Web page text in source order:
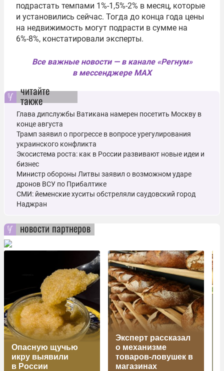
подрастать темпами 1%-1,5%-2% в месяц, которые
и установились сейчас. Тогда до конца года цены
на недвижимость могут подрасти в сумме на
6%-8%, констатировали эксперты.
Все важные новости — в канале «Регнум»
в мессенджере MAX
читайте
также
Глава дипслужбы Ватикана намерен посетить Москву в
конце августа
Трамп заявил о прогрессе в вопросе урегулирования
украинского конфликта
Экосистема роста: как в России развивают новые идеи и
бизнес
Министр обороны Литвы заявил о возможном ударе
дронов ВСУ по Прибалтике
СМИ: йеменские хуситы обстреляли саудовский город
Наджран
новости партнеров
Опасную щучью
икру выявили
в России
Эксперт рассказал
о механизме
товаров-ловушек в
магазинах